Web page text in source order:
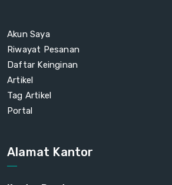
Akun Saya
Riwayat Pesanan
Daftar Keinginan
Artikel
Tag Artikel
Portal
Alamat Kantor